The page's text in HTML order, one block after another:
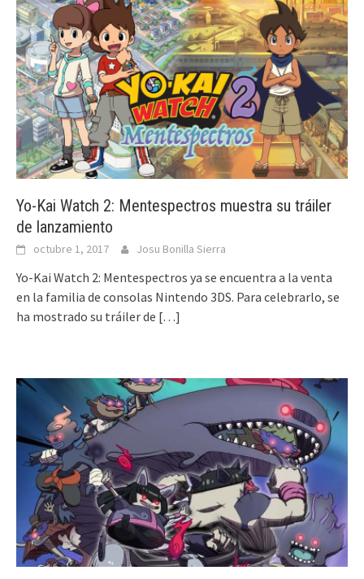
Yo-Kai Watch 2: Mentespectros muestra su tráiler
de lanzamiento
octubre 1, 2017 Josu Bonilla Sierra
Yo-Kai Watch 2: Mentespectros ya se encuentra a la venta
en la familia de consolas Nintendo 3DS. Para celebrarlo, se
ha mostrado su tráiler de […]